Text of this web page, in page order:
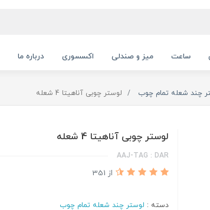
ساعت میز و صندلی اکسسوری درباره ما
چند شعله تمام چوب لوستر چوبی آناهیتا 4 شعله
لوستر چوبی آناهیتا 4 شعله
AAJ-TAG : DAR
از 351
دسته : لوستر چند شعله تمام چوب